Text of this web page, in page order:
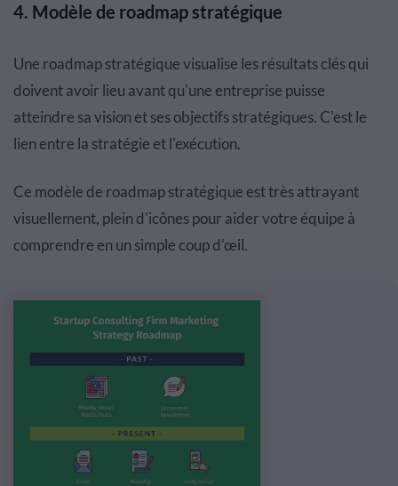
4. Modèle de roadmap stratégique
Une roadmap stratégique visualise les résultats clés qui
doivent avoir lieu avant qu'une entreprise puisse
atteindre sa vision et ses objectifs stratégiques. C'est le
lien entre la stratégie et l'exécution.
Ce modèle de roadmap stratégique est très attrayant
visuellement, plein d'icônes pour aider votre équipe à
comprendre en un simple coup d'œil.